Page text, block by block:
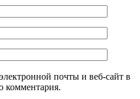
почты и веб-сайт в
комментария.